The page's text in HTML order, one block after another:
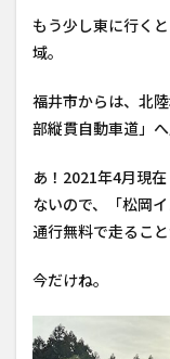
もう少し東に行く
域。
福井市からは、北
部縦貫自動車道」へ
あ！2021年4月現
ないので、「松岡
通行無料で走ること
今だけね。